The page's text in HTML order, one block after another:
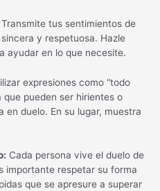
Transmite tus sentimientos de
y respetuosa. Hazle
ayudar en lo que necesite.
expresiones como “todo
que pueden ser hirientes o
en duelo. En su lugar, muestra
Cada persona vive el duelo de
importante respetar su forma
que se apresure a superar